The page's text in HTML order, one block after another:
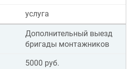
услуга
Дополнительный выезд
бригады монтажников
5000 руб.